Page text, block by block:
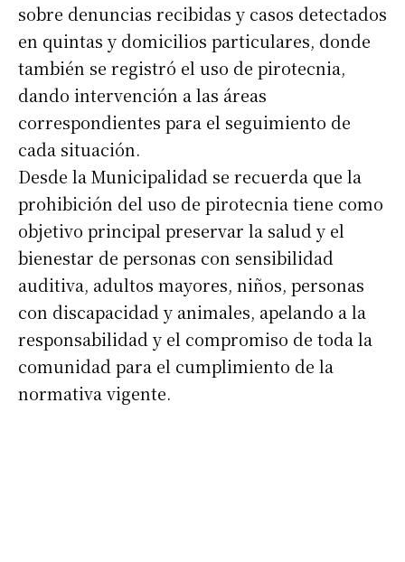
sobre denuncias recibidas y casos detectados
en quintas y domicilios particulares, donde
también se registró el uso de pirotecnia,
dando intervención a las áreas
correspondientes para el seguimiento de
cada situación.
Desde la Municipalidad se recuerda que la
prohibición del uso de pirotecnia tiene como
objetivo principal preservar la salud y el
bienestar de personas con sensibilidad
auditiva, adultos mayores, niños, personas
con discapacidad y animales, apelando a la
responsabilidad y el compromiso de toda la
comunidad para el cumplimiento de la
normativa vigente.